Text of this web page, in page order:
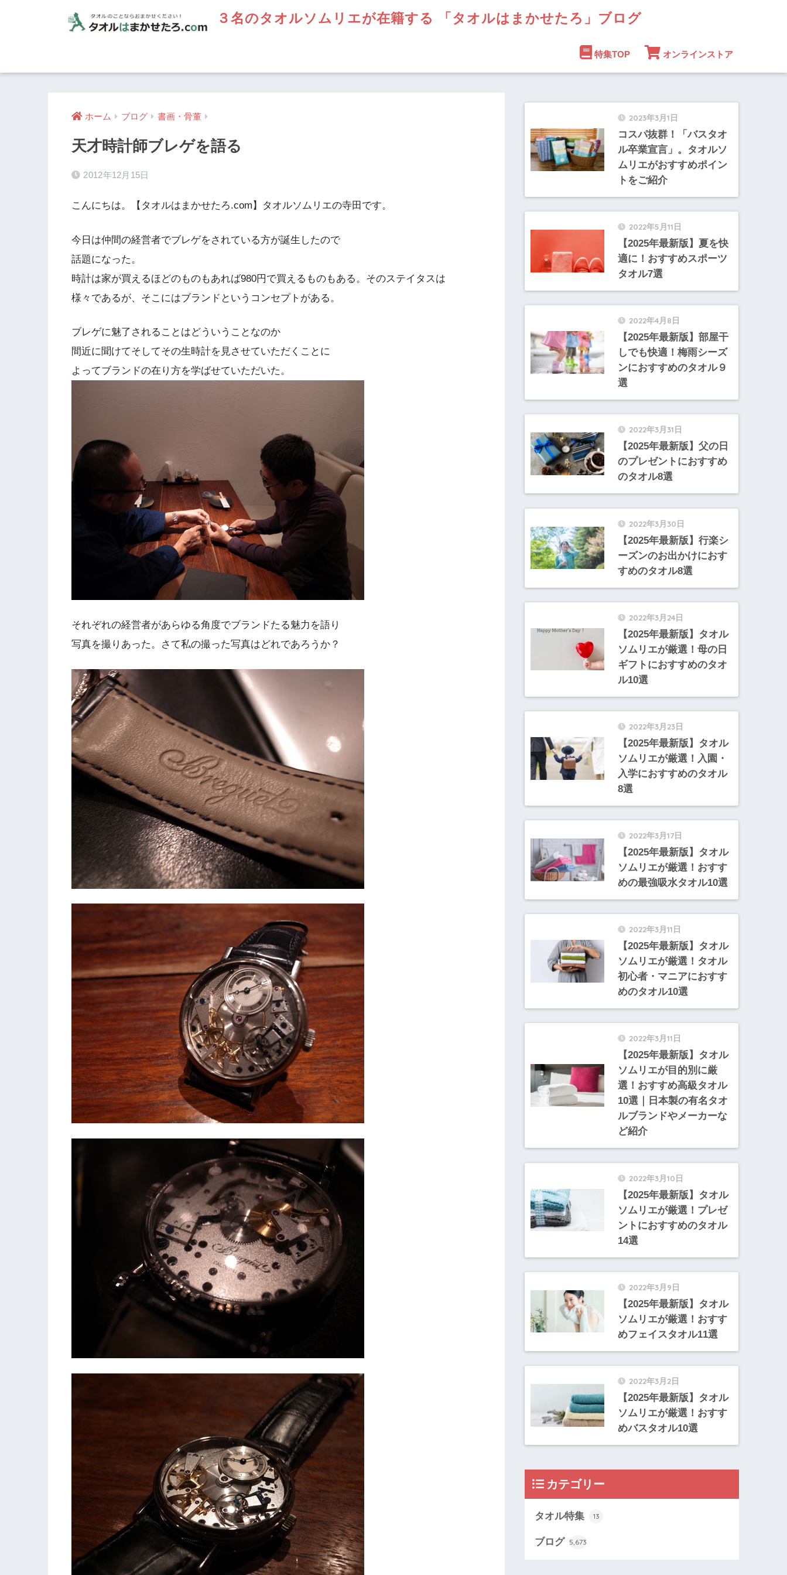
３名のタオルソムリエが在籍する 「タオルはまかせたろ」ブログ
特集TOP オンラインストア
ホーム ブログ 書画・骨董
天才時計師ブレゲを語る
2012年12月15日
こんにちは。【タオルはまかせたろ.com】タオルソムリエの寺田です。
今日は仲間の経営者でブレゲをされている方が誕生したので
話題になった。
時計は家が買えるほどのものもあれば980円で買えるものもある。そのステイタスは
様々であるが、そこにはブランドというコンセプトがある。
ブレゲに魅了されることはどういうことなのか
間近に聞けてそしてその生時計を見させていただくことに
よってブランドの在り方を学ばせていただいた。
それぞれの経営者があらゆる角度でブランドたる魅力を語り
写真を撮りあった。さて私の撮った写真はどれであろうか？
2023年3月1日
コスパ抜群！「バスタオ
ル卒業宣言」。タオルソ
ムリエがおすすめポイン
トをご紹介
2022年5月11日
【2025年最新版】夏を快
適に！おすすめスポーツ
タオル7選
2022年4月8日
【2025年最新版】部屋干
しでも快適！梅雨シーズ
ンにおすすめのタオル９
選
2022年3月31日
【2025年最新版】父の日
のプレゼントにおすすめ
のタオル8選
2022年3月30日
【2025年最新版】行楽シ
ーズンのお出かけにおす
すめのタオル8選
2022年3月24日
【2025年最新版】タオル
ソムリエが厳選！母の日
ギフトにおすすめのタオ
ル10選
2022年3月23日
【2025年最新版】タオル
ソムリエが厳選！入園・
入学におすすめのタオル
8選
2022年3月17日
【2025年最新版】タオル
ソムリエが厳選！おすす
めの最強吸水タオル10選
2022年3月11日
【2025年最新版】タオル
ソムリエが厳選！タオル
初心者・マニアにおすす
めのタオル10選
2022年3月11日
【2025年最新版】タオル
ソムリエが目的別に厳
選！おすすめ高級タオル
10選｜日本製の有名タオ
ルブランドやメーカーな
ど紹介
2022年3月10日
【2025年最新版】タオル
ソムリエが厳選！プレゼ
ントにおすすめのタオル
14選
2022年3月9日
【2025年最新版】タオル
ソムリエが厳選！おすす
めフェイスタオル11選
2022年3月2日
【2025年最新版】タオル
ソムリエが厳選！おすす
めバスタオル10選
カテゴリー
タオル特集 13
ブログ 5,673